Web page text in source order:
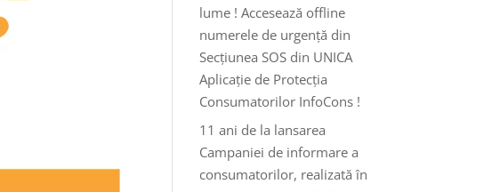
lume ! Accesează offline
numerele de urgență din
Secțiunea SOS din UNICA
Aplicație de Protecția
Consumatorilor InfoCons !
11 ani de la lansarea
Campaniei de informare a
consumatorilor, realizată în